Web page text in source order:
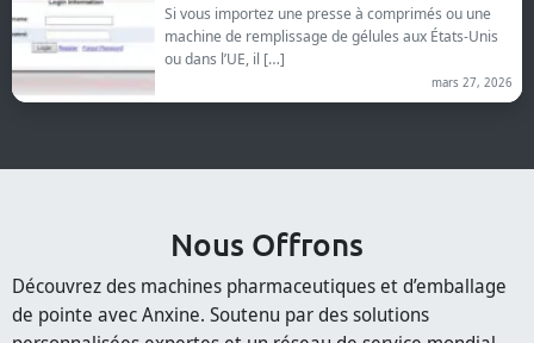
Si vous importez une presse à comprimés ou une
machine de remplissage de gélules aux États-Unis
ou dans l’UE, il […]
mars 27, 2026
Nous Offrons
Découvrez des machines pharmaceutiques et d’emballage
de pointe avec Anxine. Soutenu par des solutions